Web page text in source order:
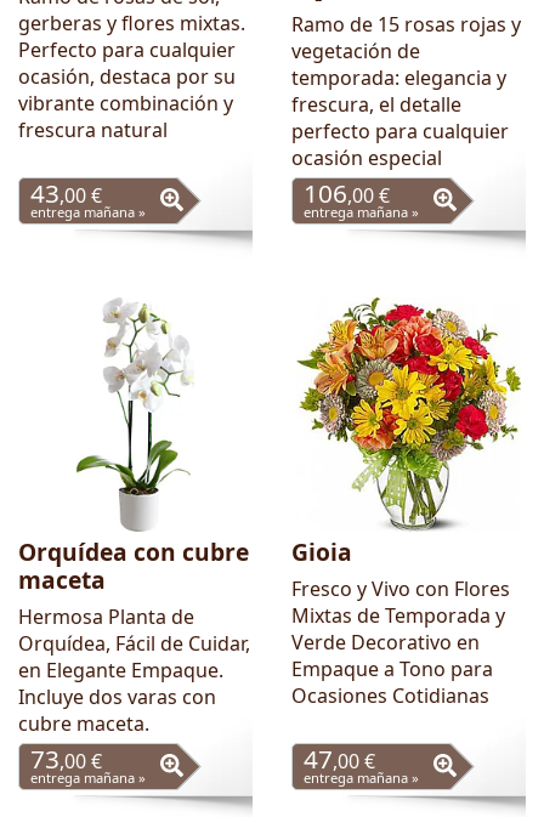
gerberas y flores mixtas.
Perfecto para cualquier
ocasión, destaca por su
vibrante combinación y
frescura natural
43,00 €
entrega mañana »
Ramo de 15 rosas rojas y
vegetación de
temporada: elegancia y
frescura, el detalle
perfecto para cualquier
ocasión especial
106,00 €
entrega mañana »
Orquídea con cubre
maceta
Hermosa Planta de
Orquídea, Fácil de Cuidar,
en Elegante Empaque.
Incluye dos varas con
cubre maceta.
73,00 €
entrega mañana »
Gioia
Fresco y Vivo con Flores
Mixtas de Temporada y
Verde Decorativo en
Empaque a Tono para
Ocasiones Cotidianas
47,00 €
entrega mañana »